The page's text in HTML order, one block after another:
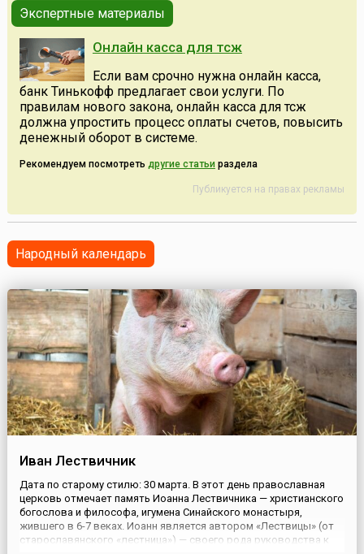
Экспертные материалы
Онлайн касса для тсж
Если вам срочно нужна онлайн касса,
банк Тинькофф предлагает свои услуги. По
правилам нового закона, онлайн касса для тсж
должна упростить процесс оплаты счетов, повысить
денежный оборот в системе.
Рекомендуем посмотреть другие статьи раздела
Публикуется на правах рекламы
Народный календарь
Иван Лествичник
Дата по старому стилю: 30 марта. В этот день православная
церковь отмечает память Иоанна Лествичника — христианского
богослова и философа, игумена Синайского монастыря,
жившего в 6-7 веках. Иоанн является автором «Лествицы» (от
старославянского «лестница») — своего рода руководства к